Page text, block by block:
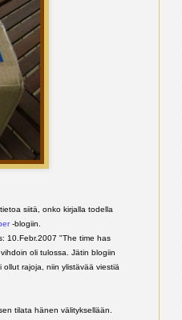
siitä, onko kirjalla todella
-blogiin.
10.Febr.2007 "The time has
oli tulossa. Jätin blogiin
rajoja, niin ylistävää viestiä
tilata hänen välityksellään.